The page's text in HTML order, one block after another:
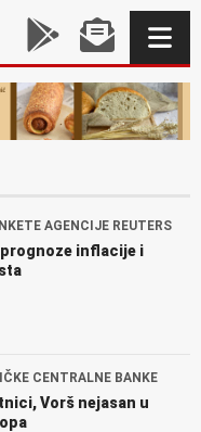
AGENCIJE REUTERS
inflacije i
CENTRALNE BANKE
Vorš nejasan u